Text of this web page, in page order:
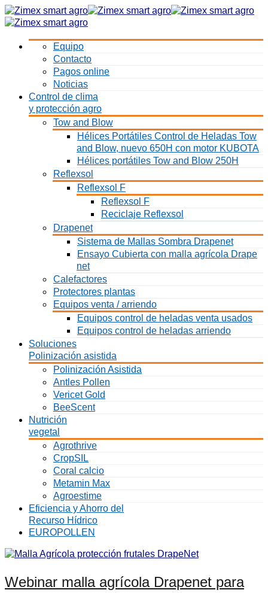
Equipo
Contacto
Pagos online
Noticias
Control de clima
y protección agro
Tow and Blow
Hélices Portátiles Control de Heladas Tow
and Blow, nuevo 650H con motor KUBOTA
Hélices portátiles Tow and Blow 250H
Reflexsol
Reflexsol F
Reflexsol F
Reciclaje Reflexsol
Drapenet
Sistema de Mallas Sombra Drapenet
Ensayo Cubierta con malla agrícola Drape
net
Calefactores
Protectores plantas
Equipos venta / arriendo
Equipos control de heladas venta usados
Equipos control de heladas arriendo
Soluciones
Polinización asistida
Polinización Asistida
Antles Pollen
Vericet Gold
BeeScent
Nutrición
vegetal
Agrothrive
CropSIL
Coral calcio
Metamin Max
Agroestime
Eficiencia y Ahorro del
Recurso Hídrico
EUROPOLLEN
Webinar malla agrícola Drapenet para